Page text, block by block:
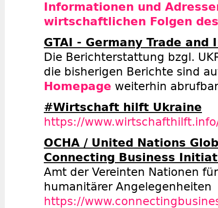
Informationen und
wirtschaftlichen Folgen
GTAI - Germany Trade and
Die Berichterstattung bzgl.
die bisherigen Berichte sind
Homepage weiterhin
#Wirtschaft hilft Ukraine
https://
OCHA / United Nations
Connecting Business
Amt der Vereinten Nationen
humanitärer Angelegenheiten
https://